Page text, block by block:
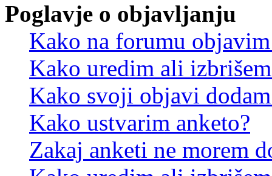
Poglavje o objavljanju
Kako na forumu
Kako uredim ali
Kako svoji objavi
Kako ustvarim anketo?
Zakaj anketi ne morem